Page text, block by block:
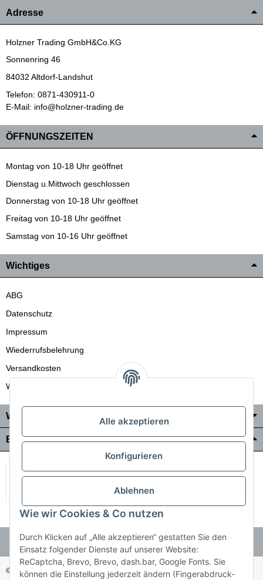
Adresse
Holzner Trading GmbH&Co.KG
Sonnenring 46
84032 Altdorf-Landshut
Telefon: 0871-430911-0
E-Mail: info@holzner-trading.de
ÖFFNUNGSZEITEN
Montag von 10-18 Uhr geöffnet
Dienstag u.Mittwoch geschlossen
Donnerstag von 10-18 Uhr geöffnet
Freitag von 10-18 Uhr geöffnet
Samstag von 10-16 Uhr geöffnet
Wichtiges
ABG
Datenschutz
Impressum
Wiederrufsbelehrung
Versandkosten
Wir liefern auch in die Schweiz
Wo Sie uns finden
Bezahlung & Versand
© Holzner-Trading GmbH&Co KG Besucherzähler: 3513514
Alle akzeptieren
Konfigurieren
Ablehnen
Wie wir Cookies & Co nutzen
Durch Klicken auf „Alle akzeptieren“ gestatten Sie den
Einsatz folgender Dienste auf unserer Website:
ReCaptcha, Brevo, Brevo, dash.bar, Google Fonts. Sie
können die Einstellung jederzeit ändern (Fingerabdruck-